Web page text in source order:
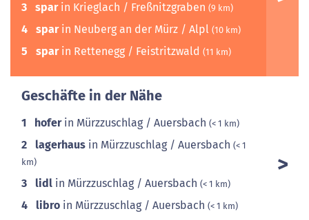
3 sparin Krieglach / Freßnitzgraben (9 km)
4 sparin Neuberg an der Mürz / Alpl (10 km)
5 sparin Rettenegg / Feistritzwald (11 km)
Geschäfte in der Nähe
1 hoferin Mürzzuschlag / Auersbach (< 1 km)
2 lagerhaus in Mürzzuschlag / Auersbach (< 1
km)
3 lidl in Mürzzuschlag / Auersbach (< 1 km)
4 libro in Mürzzuschlag / Auersbach (< 1 km)